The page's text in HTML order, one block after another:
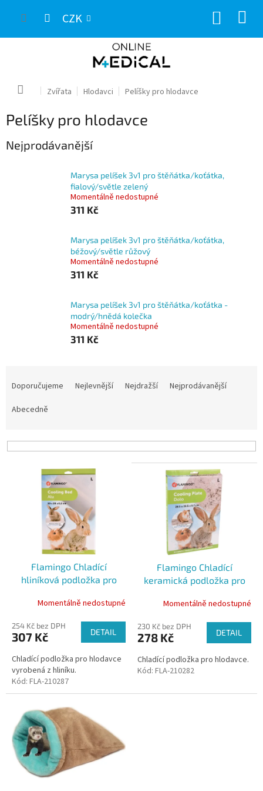
CZK
Domů Zvířata Hlodavci Pelíšky pro hlodavce
Pelíšky pro hlodavce
Nejprodávanější
Marysa pelíšek 3v1 pro štěňátka/koťátka,
fialový/světle zelený
Momentálně nedostupné
311 Kč
Marysa pelíšek 3v1 pro štěňátka/koťátka,
béžový/světle růžový
Momentálně nedostupné
311 Kč
Marysa pelíšek 3v1 pro štěňátka/koťátka -
modrý/hnědá kolečka
Momentálně nedostupné
311 Kč
p
Doporučujeme Nejlevnější Nejdražší
Nejprodávanější
Abecedně
Flamingo Chladící
hliníková podložka pro
30x20x0,2cm
Momentálně nedostupné
254 Kč bez DPH
307 Kč DETAIL
Chladící podložka pro hlodavce
vyrobená z hliníku.
Kód: FLA-210287
Flamingo Chladící
keramická podložka pro
Momentálně nedostupné
230 Kč bez DPH
278 Kč DETAIL
Chladící podložka pro hlodavce.
Kód: FLA-210282